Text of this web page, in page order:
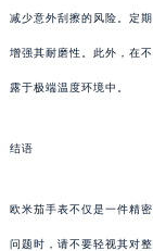
减少意外刮擦的风险。定
增强其耐磨性。此外，在
露于极端温度环境中。
结语
欧米茄手表不仅是一件精
问题时，请不要轻视其对